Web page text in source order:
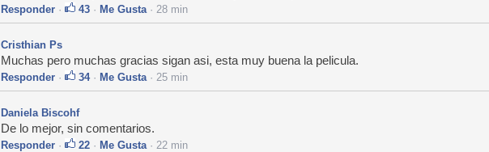
Responder· 43· Me Gusta· 28 min
Cristhian Ps
Muchas pero muchas gracias sigan asi, esta muy buena la pelicula.
Responder· 34· Me Gusta· 25 min
Daniela Biscohf
De lo mejor, sin comentarios.
Responder· 22· Me Gusta· 22 min